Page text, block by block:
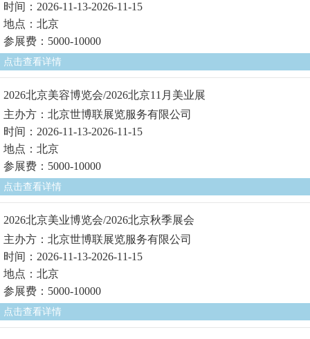
时间：2026-11-13-2026-11-15
地点：北京
参展费：5000-10000
点击查看详情
2026北京美容博览会/2026北京11月美业展
主办方：北京世博联展览服务有限公司
时间：2026-11-13-2026-11-15
地点：北京
参展费：5000-10000
点击查看详情
2026北京美业博览会/2026北京秋季展会
主办方：北京世博联展览服务有限公司
时间：2026-11-13-2026-11-15
地点：北京
参展费：5000-10000
点击查看详情